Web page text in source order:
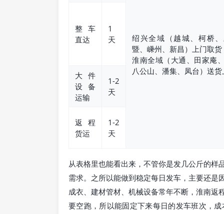
绍兴全域（越城、柯桥
暨、嵊州、新昌）上门取货
淮南全域（大通、田家庵
八公山、潘集、凤台）送
整车
直达
1
天
大件
设备
运输
1-2
天
返程
货运
1-2
天
从表格里也能看出来，不管你是发几公斤的
需求。之所以能做到稳定每日发车，主要还
成衣、建材管材、机械设备常年不断，淮南
要空跑，所以能固定下来每日的发车班次，